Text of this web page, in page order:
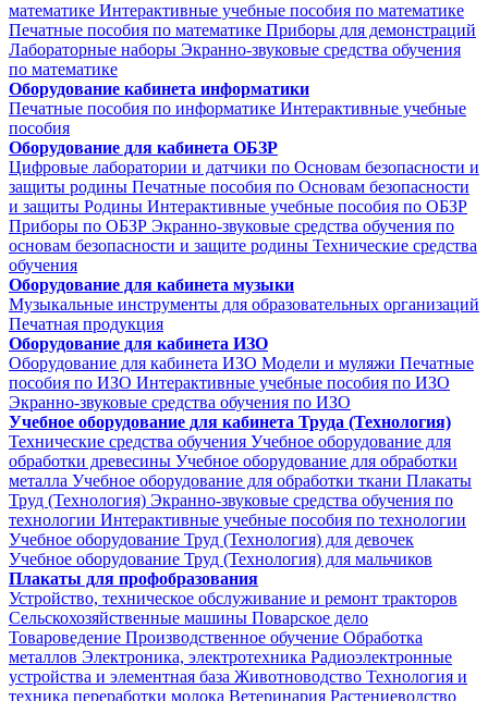
математике Интерактивные учебные пособия по математике
Печатные пособия по математике Приборы для демонстраций
Лабораторные наборы Экранно-звуковые средства обучения
по математике
Оборудование кабинета информатики
Печатные пособия по информатике Интерактивные учебные
пособия
Оборудование для кабинета ОБЗР
Цифровые лаборатории и датчики по Основам безопасности и
защиты родины Печатные пособия по Основам безопасности
и защиты Родины Интерактивные учебные пособия по ОБЗР
Приборы по ОБЗР Экранно-звуковые средства обучения по
основам безопасности и защите родины Технические средства
обучения
Оборудование для кабинета музыки
Музыкальные инструменты для образовательных организаций
Печатная продукция
Оборудование для кабинета ИЗО
Оборудование для кабинета ИЗО Модели и муляжи Печатные
пособия по ИЗО Интерактивные учебные пособия по ИЗО
Экранно-звуковые средства обучения по ИЗО
Учебное оборудование для кабинета Труда (Технология)
Технические средства обучения Учебное оборудование для
обработки древесины Учебное оборудование для обработки
металла Учебное оборудование для обработки ткани Плакаты
Труд (Технология) Экранно-звуковые средства обучения по
технологии Интерактивные учебные пособия по технологии
Учебное оборудование Труд (Технология) для девочек
Учебное оборудование Труд (Технология) для мальчиков
Плакаты для профобразования
Устройство, техническое обслуживание и ремонт тракторов
Сельскохозяйственные машины Поварское дело
Товароведение Производственное обучение Обработка
металлов Электроника, электротехника Радиоэлектронные
устройства и элементная база Животноводство Технология и
техника переработки молока Ветеринария Растениеводство